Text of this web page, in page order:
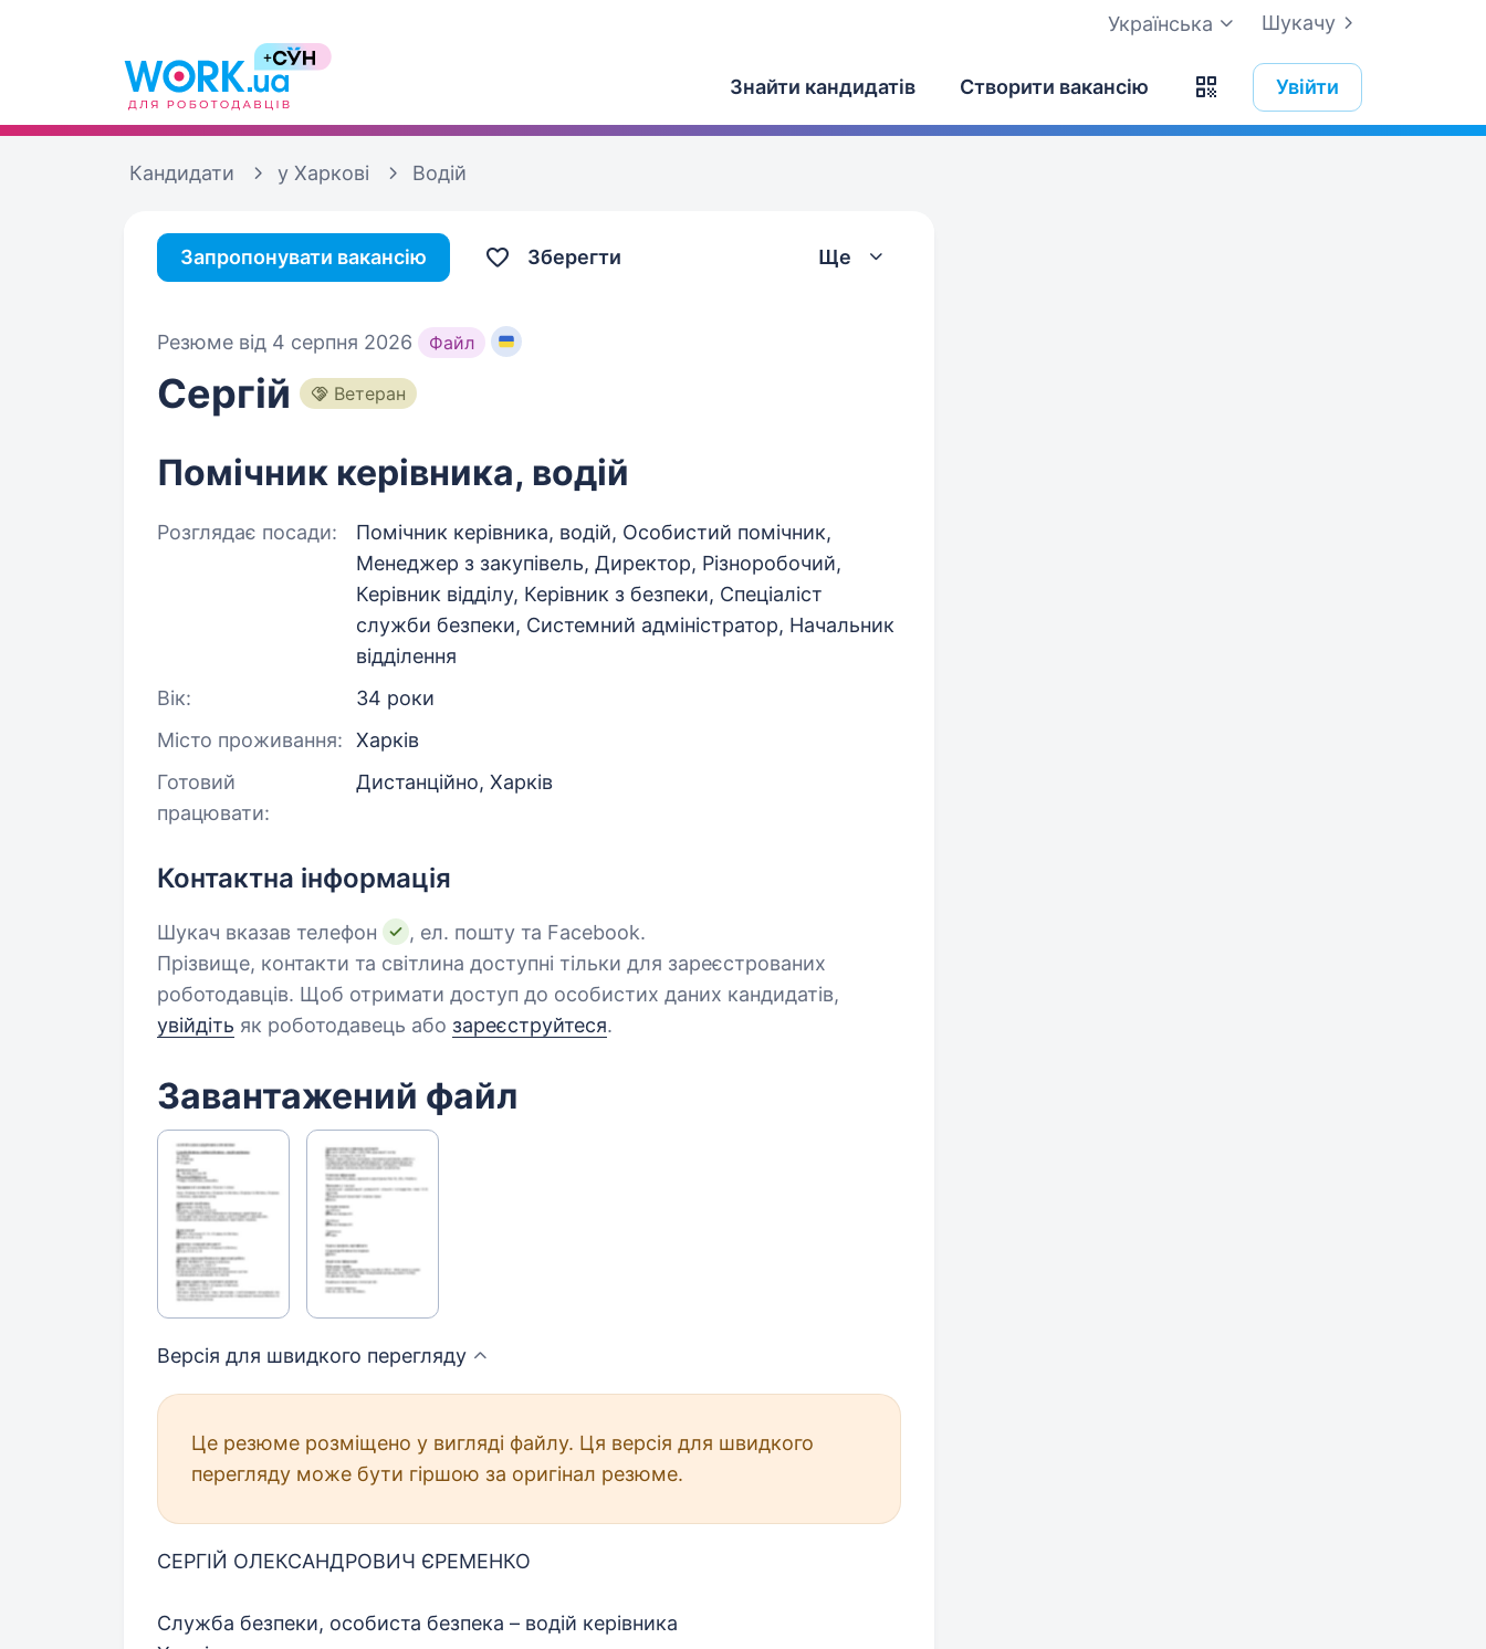
Шукачу
Українська
Знайти кандидатів Створити вакансію Увійти
Кандидати у Харкові Водій
Запропонувати вакансію Зберегти Ще
Резюме від 4 серпня 2026 Файл
Сергій Ветеран
Помічник керівника, водій
Розглядає посади:
Помічник керівника, водій, Особистий помічник,
Менеджер з закупівель, Директор, Різноробочий,
Керівник відділу, Керівник з безпеки, Спеціаліст
служби безпеки, Системний адміністратор, Начальник
відділення
Вік:
34 роки
Місто проживання:
Харків
Готовий
працювати:
Дистанційно, Харків
Контактна інформація
Шукач вказав телефон
, ел. пошту та Facebook.
Прізвище, контакти та світлина доступні тільки для зареєстрованих
роботодавців. Щоб отримати доступ до особистих даних кандидатів,
увійдіть як роботодавець або зареєструйтеся.
Завантажений файл
Версія для швидкого перегляду
Це резюме розміщено у вигляді файлу. Ця версія для швидкого
перегляду може бути гіршою за оригінал резюме.
СЕРГІЙ ОЛЕКСАНДРОВИЧ ЄРЕМЕНКО
Служба безпеки, особиста безпека – водій керівника